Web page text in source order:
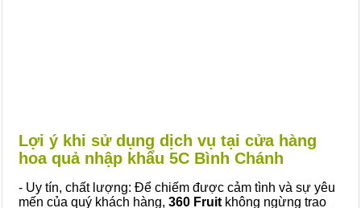
Lợi ý khi sử dụng dịch vụ tại cửa hàng
hoa quả nhập khẩu 5C Bình Chánh
- Uy tín, chất lượng: Để chiếm được cảm tình và sự yêu
mến của quý khách hàng, 360 Fruit không ngừng trao